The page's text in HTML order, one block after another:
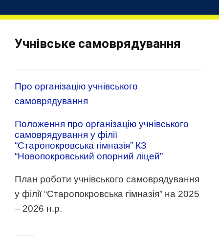
Учнівське самоврядування
Про організацію учнівського
самоврядування
Положення про організацію учнівського
самоврядування у філії
“Старопокровська гімназія” КЗ
“Новопокровський опорний ліцей”
План роботи учнівського самоврядування
у філії “Старопокровська гімназія” на 2025
– 2026 н.р.